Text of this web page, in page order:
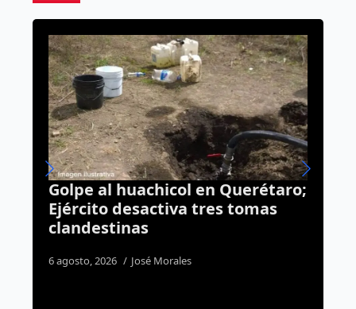
Querétaro;
tomas
Cae “El Safe” por
Querétaro: lo detienen
cateo de Sinergia
2 agosto, 2026